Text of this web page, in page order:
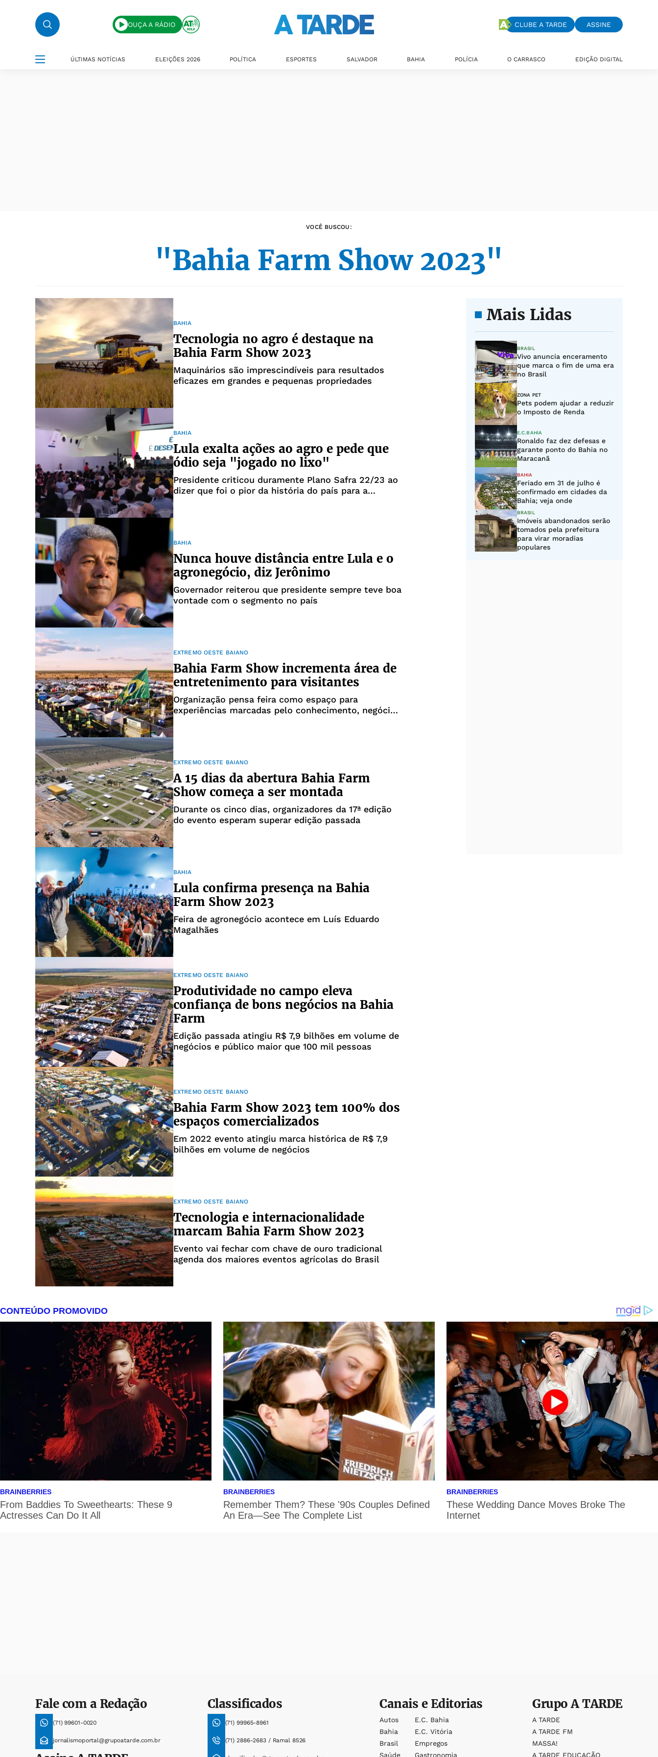
OUÇA A RÁDIO CLUBE A TARDE ASSINE
ÚLTIMAS NOTÍCIAS ELEIÇÕES 2026 POLÍTICA ESPORTES SALVADOR BAHIA POLÍCIA O CARRASCO EDIÇÃO DIGITAL
VOCÊ BUSCOU:
"Bahia Farm Show 2023"
BAHIA
Tecnologia no agro é destaque na
Bahia Farm Show 2023
Maquinários são imprescindíveis para resultados
eficazes em grandes e pequenas propriedades
BAHIA
Lula exalta ações ao agro e pede que
ódio seja "jogado no lixo"
Presidente criticou duramente Plano Safra 22/23 ao
dizer que foi o pior da história do país para a
BAHIA
Nunca houve distância entre Lula e o
agronegócio, diz Jerônimo
Governador reiterou que presidente sempre teve boa
vontade com o segmento no país
EXTREMO OESTE BAIANO
Bahia Farm Show incrementa área de
entretenimento para visitantes
Organização pensa feira como espaço para
experiências marcadas pelo conhecimento, negócios
EXTREMO OESTE BAIANO
A 15 dias da abertura Bahia Farm
Show começa a ser montada
Durante os cinco dias, organizadores da 17ª edição
do evento esperam superar edição passada
BAHIA
Lula confirma presença na Bahia
Farm Show 2023
Feira de agronegócio acontece em Luís Eduardo
Magalhães
EXTREMO OESTE BAIANO
Produtividade no campo eleva
confiança de bons negócios na Bahia
Farm
Edição passada atingiu R$ 7,9 bilhões em volume de
negócios e público maior que 100 mil pessoas
EXTREMO OESTE BAIANO
Bahia Farm Show 2023 tem 100% dos
espaços comercializados
Em 2022 evento atingiu marca histórica de R$ 7,9
bilhões em volume de negócios
EXTREMO OESTE BAIANO
Tecnologia e internacionalidade
marcam Bahia Farm Show 2023
Evento vai fechar com chave de ouro tradicional
agenda dos maiores eventos agrícolas do Brasil
Mais Lidas
BRASIL
Vivo anuncia enceramento
que marca o fim de uma era
no Brasil
ZONA PET
Pets podem ajudar a reduzir
o Imposto de Renda
E.C.BAHIA
Ronaldo faz dez defesas e
garante ponto do Bahia no
Maracanã
BAHIA
Feriado em 31 de julho é
confirmado em cidades da
Bahia; veja onde
BRASIL
Imóveis abandonados serão
tomados pela prefeitura
para virar moradias
populares
Fale com a Redação
(71) 99601-0020
jornalismoportal@grupoatarde.com.br
Classificados
(71) 99965-8961
(71) 2886-2683 / Ramal 8526
Canais e Editorias
Autos
Bahia
Brasil
Saúde
E.c. Bahia
E.c. Vitória
Empregos
Gastronomia
GrupoA TARDE
A TARDE
A TARDE FM
MASSA!
A TARDE EDUCAÇÃO